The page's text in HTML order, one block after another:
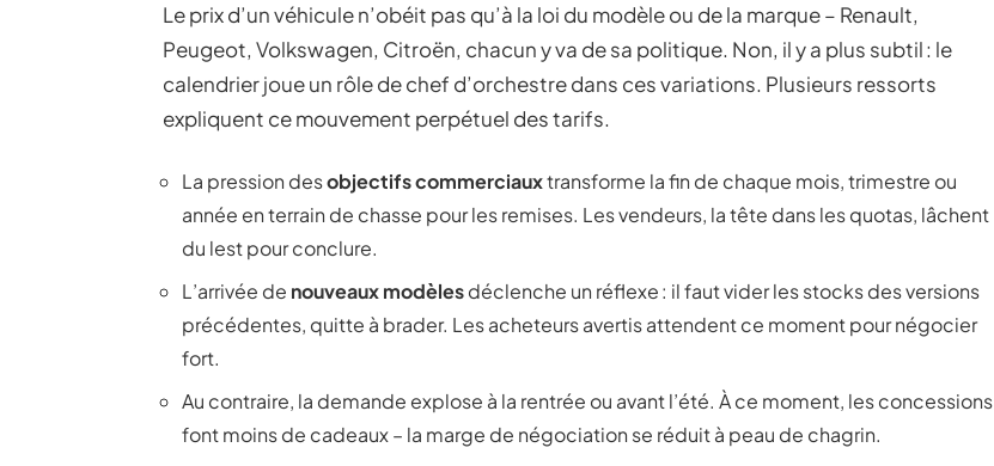
Le prix d’un véhicule n’obéit pas qu’à la loi du modèle ou de la marque – Renault,
Peugeot, Volkswagen, Citroën, chacun y va de sa politique. Non, il y a plus subtil : le
calendrier joue un rôle de chef d’orchestre dans ces variations. Plusieurs ressorts
expliquent ce mouvement perpétuel des tarifs.
La pression desobjectifs commerciauxtransforme la fin de chaque mois, trimestre ou
année en terrain de chasse pour les remises. Les vendeurs, la tête dans les quotas, lâchent
du lest pour conclure.
L’arrivée de nouveaux modèlesdéclenche un réflexe : il faut vider les stocks des versions
précédentes, quitte à brader. Les acheteurs avertis attendent ce moment pour négocier
fort.
Au contraire, la demande explose à la rentrée ou avant l’été. À ce moment, les concessions
font moins de cadeaux – la marge de négociation se réduit à peau de chagrin.